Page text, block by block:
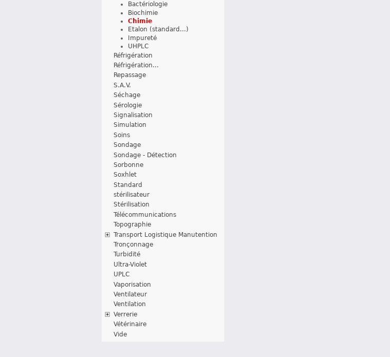
Bactériologie
Biochimie
Chimie
Etalon (standard...)
Impureté
UHPLC
Réfrigération
Réfrigération...
Repassage
S.A.V.
Séchage
Sérologie
Signalisation
Simulation
Soins
Sondage
Sondage - Détection
Sorbonne
Soxhlet
Standard
stérilisateur
Stérilisation
Télécommunications
Topographie
Transport Logistique Manutention
Tronçonnage
Turbidité
Ultra-Violet
UPLC
Vaporisation
Ventilateur
Ventilation
Verrerie
Vétérinaire
Vide